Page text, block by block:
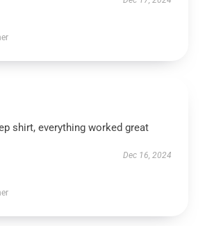
shirt, everything worked great
Dec 16, 2024